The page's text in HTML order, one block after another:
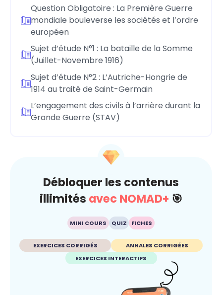
Question Obligatoire : La Première Guerre
mondiale bouleverse les sociétés et l’ordre
européen
Sujet d’étude N°1 : La bataille de la Somme
(Juillet-Novembre 1916)
Sujet d’étude N°2 : L’Autriche-Hongrie de
1914 au traité de Saint-Germain
L’engagement des civils à l’arrière durant la
Grande Guerre (STAV)
Débloquer les contenus
illimités avec NOMAD+ 🎯
MINI COURS QUIZ FICHES
EXERCICES CORRIGÉS
ANNALES CORRIGÉES
EXERCICES INTERACTIFS